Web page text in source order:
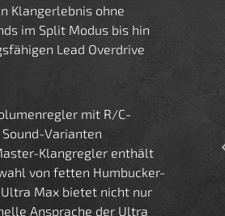
Klangerlebnis ohne
im Split Modus bis hin
Lead Overdrive
mit R/C-
Varianten
Klangregler enthält
von fetten Humbucker-
Max bietet nicht nur
Ansprache der Ultra